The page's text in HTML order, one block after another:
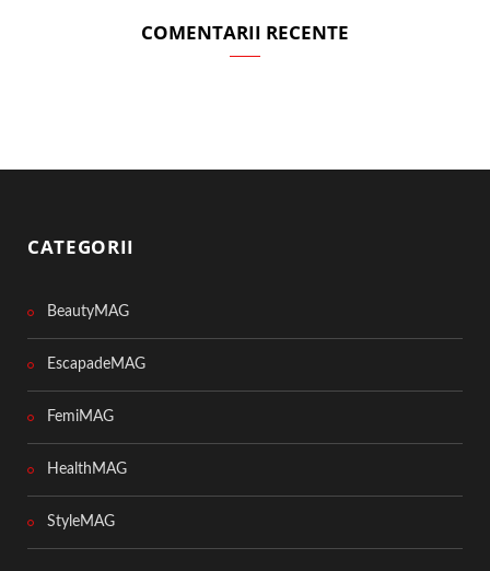
COMENTARII RECENTE
CATEGORII
BeautyMAG
EscapadeMAG
FemiMAG
HealthMAG
StyleMAG